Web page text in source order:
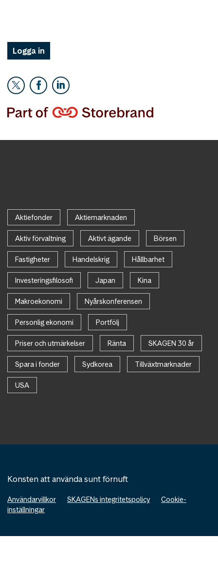
Logga in
Aktiefonder Aktiemarknaden
Aktiv förvaltning Aktivt ägande Börsen
Fastigheter Handelskrig Hållbarhet
Investeringsfilosofi Japan Kina
Makroekonomi Nyårskonferensen
Personlig ekonomi Portfölj
Priser och utmärkelser Ränta SKAGEN 30 år
Spara i fonder Sydkorea Tillväxtmarknader
USA
Konsten att använda sunt förnuft
Användarvillkor SKAGENs integritetspolicy
Cookie-
inställningar